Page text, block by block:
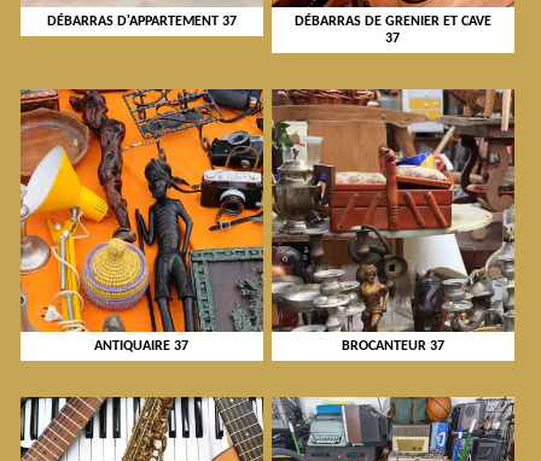
DÉBARRAS D'APPARTEMENT 37
DÉBARRAS DE GRENIER ET CAVE
37
ANTIQUAIRE 37 BROCANTEUR 37